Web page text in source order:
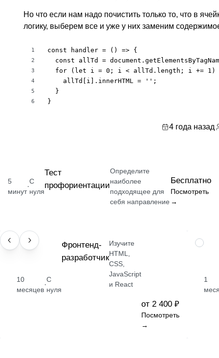
Но что если нам надо почистить только то, что в
логику, выберем все и уже у них заменим
1
2
3
4
5
6
const handler = () => {
const allTd =
for (let i = 0; i < allTd.length; i += 1)
    allTd[i].innerHTML = '';
  }
}
4 года назад
5
минут
·
С
нуля
Тест
профориентации
Определите
наиболее
подходящее для
себя направление
Бесплатно
Посмотреть
→
ПРОФЕССИЯ
10
месяцев
·
С
нуля
Фронтенд-
разработчик
Изучите
HTML,
CSS,
JavaScript
и React
от 2 400 ₽
Посмотреть
→
НАВЫК
1